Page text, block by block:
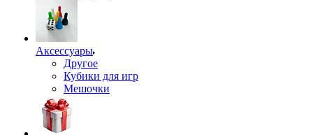
Аксессуары
Другое
Кубики для игр
Мешочки